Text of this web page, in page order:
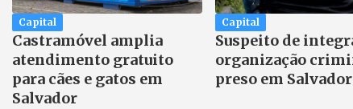
Capital
Castramóvel amplia
atendimento gratuito
para cães e gatos em
Salvador
Capital
Suspeito de
organização
preso em Salvador